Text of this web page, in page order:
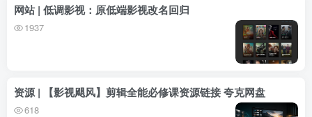
网站 | 低调影视：原低端影视改名回归
1937
资源 | 【影视飓风】剪辑全能必修课资源链接 夸克网盘
618